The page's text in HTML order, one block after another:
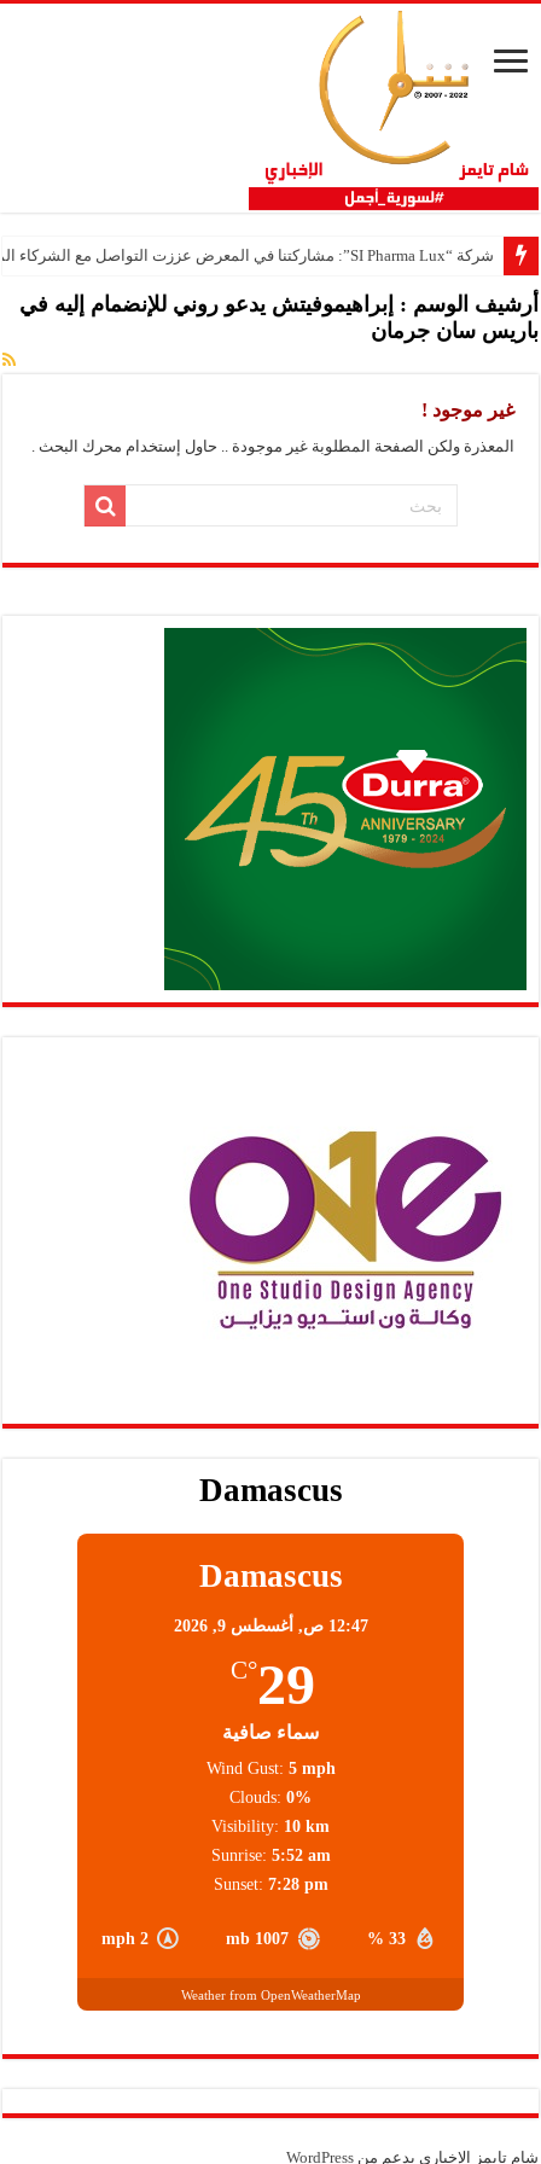
شركة “SI Pharma Lux”: مشاركتنا في المعرض عززت التواصل مع الشركاء المحليين والدوليين
أرشيف الوسم : إبراهيموفيتش يدعو روني للإنضمام إليه في
باريس سان جرمان
غير موجود !
المعذرة ولكن الصفحة المطلوبة غير موجودة .. حاول إستخدام محرك البحث .
Damascus
Damascus
12:47 ص, أغسطس 9, 2026
29
°C
سماء صافية
33 %
1007 mb
2 mph
Wind Gust: 5 mph
Clouds: 0%
Visibility: 10 km
Sunrise: 5:52 am
Sunset: 7:28 pm
Weather from OpenWeatherMap
شام تايمز الإخباري بدعم منWordPress